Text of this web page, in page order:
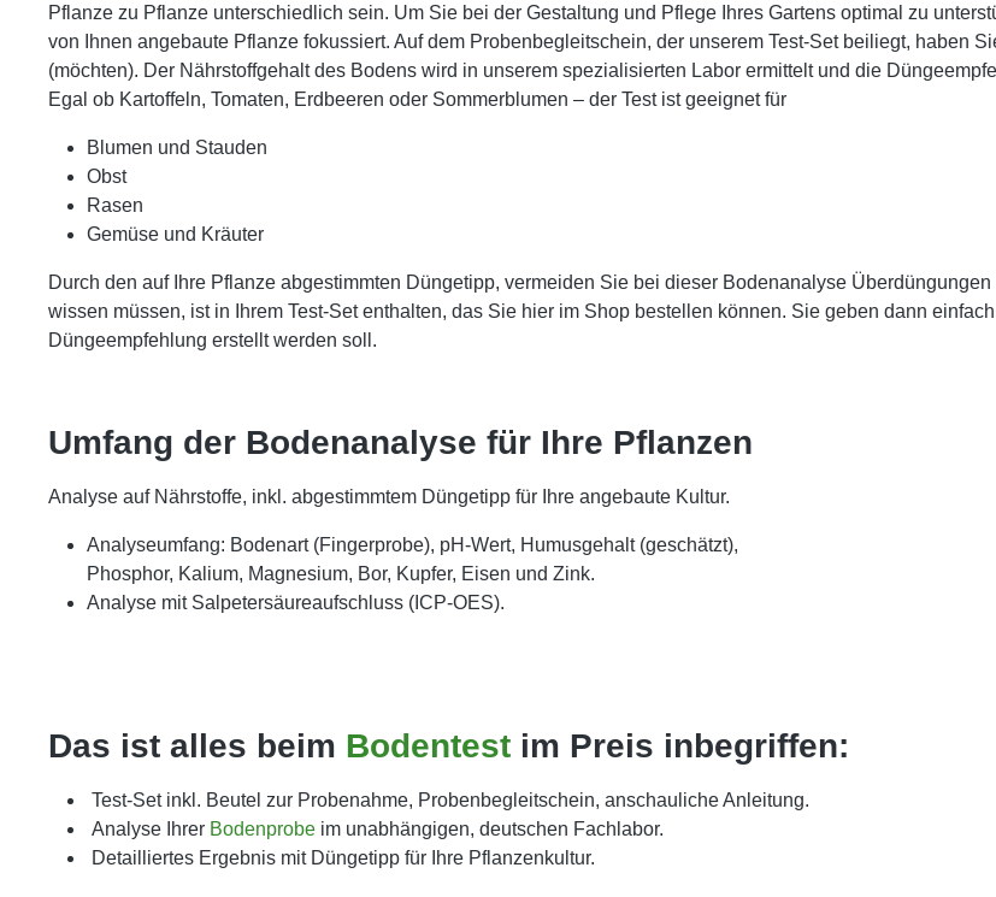
Pflanze zu Pflanze unterschiedlich sein. Um Sie bei der Gestaltung und Pflege Ihres Gartens optimal zu
von Ihnen angebaute Pflanze fokussiert. Auf dem Probenbegleitschein, der unserem Test-Set beiliegt, haben
(möchten). Der Nährstoffgehalt des Bodens wird in unserem spezialisierten Labor ermittelt und die
Egal ob Kartoffeln, Tomaten, Erdbeeren oder Sommerblumen – der Test ist geeignet für
Blumen und Stauden
Obst
Rasen
Gemüse und Kräuter
Durch den auf Ihre Pflanze abgestimmten Düngetipp, vermeiden Sie bei dieser Bodenanalyse
wissen müssen, ist in Ihrem Test-Set enthalten, das Sie hier im Shop bestellen können. Sie geben dann
Düngeempfehlung erstellt werden soll.
Umfang der Bodenanalyse für Ihre Pflanzen
Analyse auf Nährstoffe, inkl. abgestimmtem Düngetipp für Ihre angebaute Kultur.
Analyseumfang: Bodenart (Fingerprobe), pH-Wert, Humusgehalt (geschätzt),
Phosphor, Kalium, Magnesium, Bor, Kupfer, Eisen und Zink.
Analyse mit Salpetersäureaufschluss (ICP-OES).
Das ist alles beim Bodentest im Preis inbegriffen:
Test-Set inkl. Beutel zur Probenahme, Probenbegleitschein, anschauliche Anleitung.
Analyse Ihrer Bodenprobe im unabhängigen, deutschen Fachlabor.
Detailliertes Ergebnis mit Düngetipp für Ihre Pflanzenkultur.